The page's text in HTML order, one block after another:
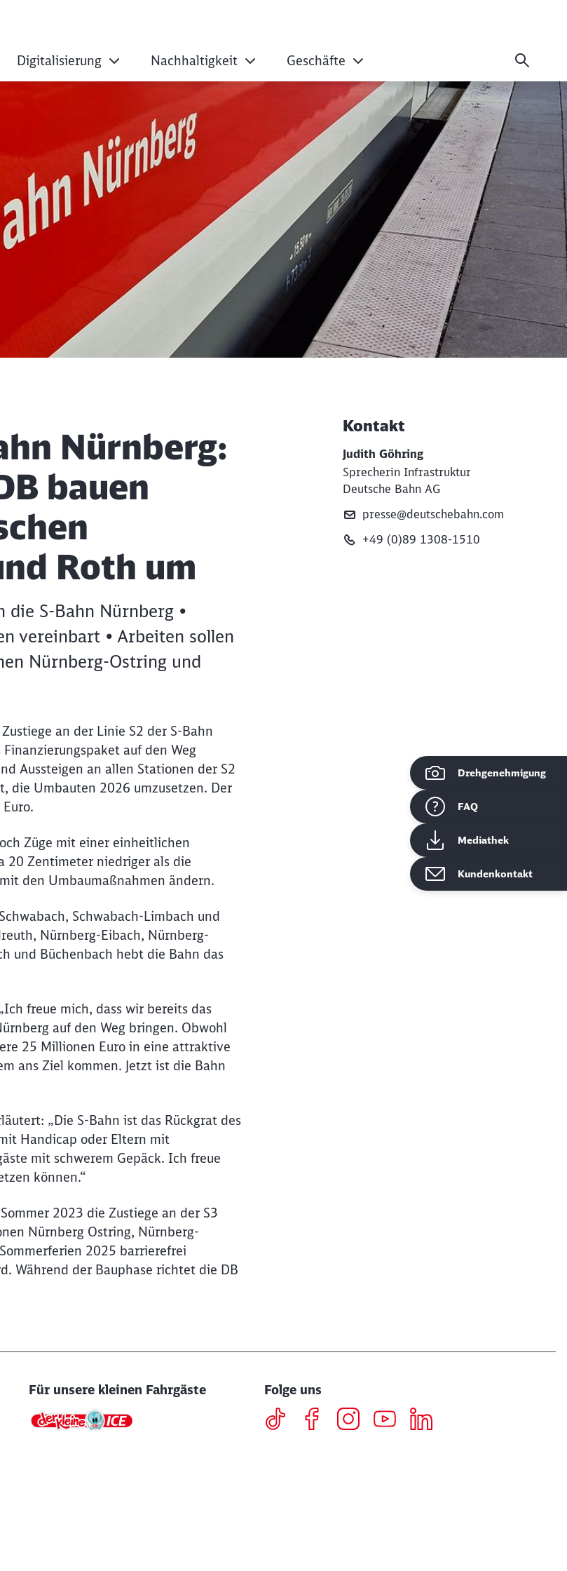
Nürnberg: Freistaat Bayern
Digitalisierung Nachhaltigkeit Geschäfte
Drehgenehmigung
FAQ
Mediathek
Kundenkontakt
Nürnberg:
bauen
Roth um
S-Bahn Nürnberg •
vereinbart • Arbeiten sollen
Nürnberg-Ostring und
an der Linie S2 der S-Bahn
auf den Weg
Aussteigen an allen Stationen der S2
die Umbauten 2026 umzusetzen. Der
Züge mit einer einheitlichen
20 Zentimeter niedriger als die
den Umbaumaßnahmen ändern.
Schwabach-Limbach und
Nürnberg-Eibach, Nürnberg-
und Büchenbach hebt die Bahn das
freue mich, dass wir bereits das
auf den Weg bringen. Obwohl
25 Millionen Euro in eine attraktive
ans Ziel kommen. Jetzt ist die Bahn
„Die S-Bahn ist das Rückgrat des
Handicap oder Eltern mit
mit schwerem Gepäck. Ich freue
können.“
2023 die Zustiege an der S3
Nürnberg Ostring, Nürnberg-
2025 barrierefrei
Während der Bauphase richtet die DB
Weiterführende
Kontakt
Judith Göhring
Sprecherin Infrastruktur
Deutsche Bahn AG
presse@deutschebahn.com
+49 (0)89 1308-1510
Für unsere kleinen Fahrgäste Folge uns
Sie zu